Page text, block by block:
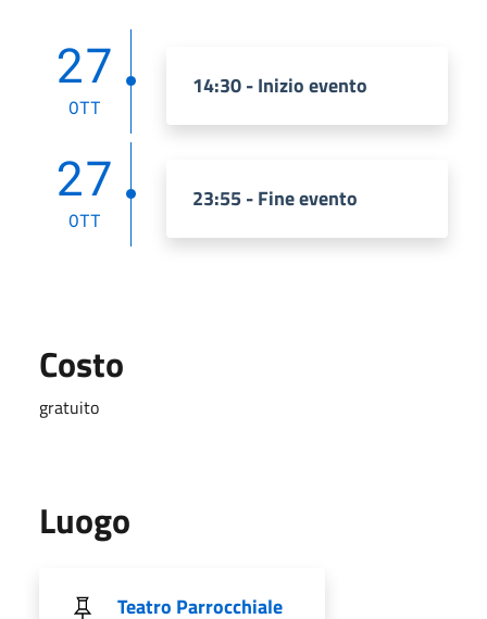
27
OTT
14:30 - Inizio evento
27
OTT
23:55 - Fine evento
Costo
gratuito
Luogo
Teatro Parrocchiale